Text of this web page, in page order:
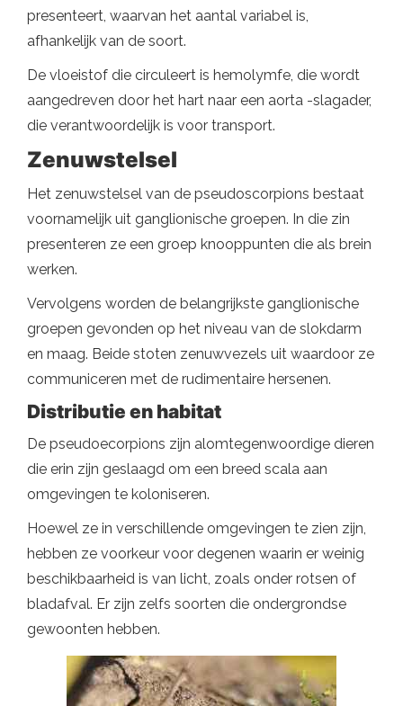
presenteert, waarvan het aantal variabel is,
afhankelijk van de soort.
De vloeistof die circuleert is hemolymfe, die wordt
aangedreven door het hart naar een aorta -slagader,
die verantwoordelijk is voor transport.
Zenuwstelsel
Het zenuwstelsel van de pseudoscorpions bestaat
voornamelijk uit ganglionische groepen. In die zin
presenteren ze een groep knooppunten die als brein
werken.
Vervolgens worden de belangrijkste ganglionische
groepen gevonden op het niveau van de slokdarm
en maag. Beide stoten zenuwvezels uit waardoor ze
communiceren met de rudimentaire hersenen.
Distributie en habitat
De pseudoecorpions zijn alomtegenwoordige dieren
die erin zijn geslaagd om een ​​breed scala aan
omgevingen te koloniseren.
Hoewel ze in verschillende omgevingen te zien zijn,
hebben ze voorkeur voor degenen waarin er weinig
beschikbaarheid is van licht, zoals onder rotsen of
bladafval. Er zijn zelfs soorten die ondergrondse
gewoonten hebben.